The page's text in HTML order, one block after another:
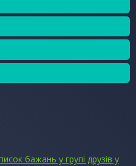
бажань у групі друзів у